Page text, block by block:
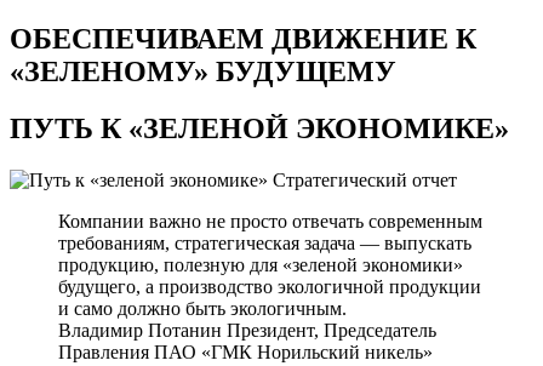
ОБЕСПЕЧИВАЕМ ДВИЖЕНИЕ К
«ЗЕЛЕНОМУ» БУДУЩЕМУ
ПУТЬ К«ЗЕЛЕНОЙ ЭКОНОМИКЕ»
Стратегический отчет
Компании важно не просто отвечать современным
требованиям, стратегическая задача — выпускать
продукцию, полезную для «зеленой экономики»
будущего, а производство экологичной продукции
и само должно быть экологичным.
Владимир Потанин Президент, Председатель
Правления ПАО «ГМК Норильский никель»